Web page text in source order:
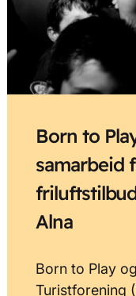
Born to
samarbeid
Alna
Born to Play
Turistforening